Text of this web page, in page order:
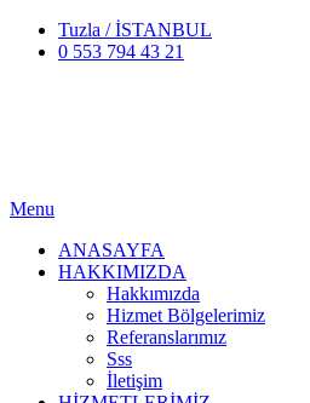
Tuzla / İSTANBUL
0 553 794 43 21
Menu
ANASAYFA
HAKKIMIZDA
Hakkımızda
Hizmet Bölgelerimiz
Referanslarımız
Sss
İletişim